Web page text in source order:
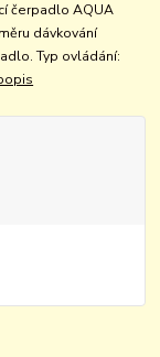
čerpadlo AQUA
dávkování
Typ ovládání: